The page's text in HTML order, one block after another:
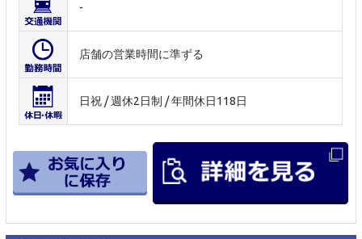
-
店舗の営業時間に準ずる
日祝 / 週休2日制 / 年間休日118日